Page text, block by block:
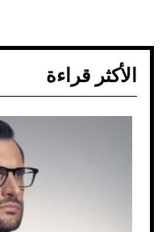
الأكثر قراءة